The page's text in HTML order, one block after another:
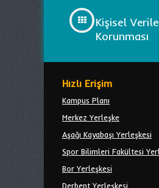
Kişisel
Korunması
Hızlı Erişim
Kampus Planı
Merkez Yerleşke
Aşağı Kayabaşı Yerleşkesi
Spor Bilimleri Fakültesi
Bor Yerleşkesi
Derbent Yerleşkesi